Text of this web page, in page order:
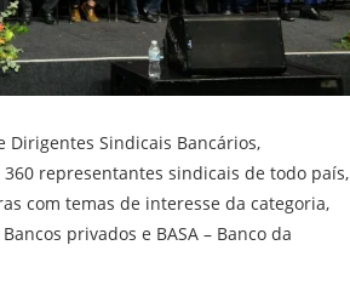
Dirigentes Sindicais Bancários,
representantes sindicais de todo país,
com temas de interesse da categoria,
privados e BASA – Banco da